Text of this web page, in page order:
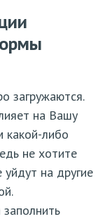
загружаются.
на Вашу
какой-либо
не хотите
уйдут на другие